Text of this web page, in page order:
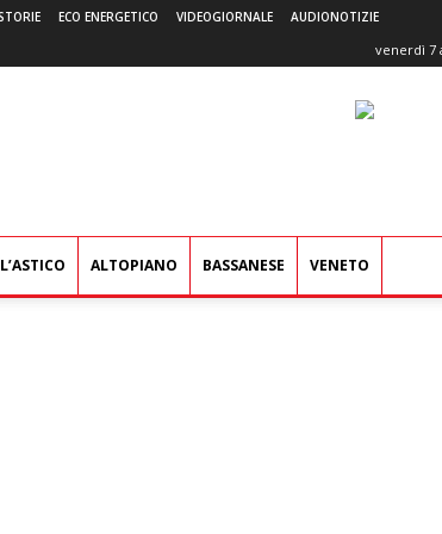
ECO ENERGETICO VIDEOGIORNALE AUDIONOTIZIE
venerdì 7
ALTOPIANO BASSANESE VENETO